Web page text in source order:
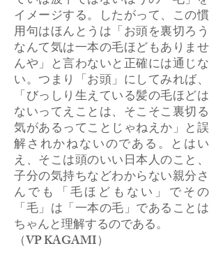
イメージする。したがって、この慣
用句はほんとうは「お頭を裏切ろう
なんて気は一本の毛ほどもありませ
んや」と言わないと正確には通じな
い。つまり「お頭」にしてみれば、
「びっしり生えている髪の毛ほどは
ないってえことは、そこそこ裏切る
気があるってことじゃねえか」と誤
解されかねないのである。とはい
え、そこは頭のいい日本人のこと、
子分の気持ちなどわからない親分さ
んでも「毛ほどもない」でその
「毛」は「一本の毛」であることは
ちゃんと理解するのである。
​（VP KAGAMI）